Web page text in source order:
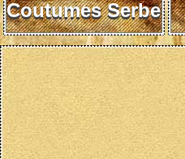
Coutumes Serbe